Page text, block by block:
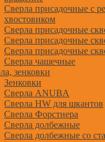
Сверла присадочные с
хвостовиком
Сверла присадочные
Сверла присадочные
Сверла присадочные
Сверла чашечные
зенковки
Зенковки
Сверла ANUBA
Сверла HW для шкантов
Сверла Форстнера
Сверла долбежные
Сверла долбежные со